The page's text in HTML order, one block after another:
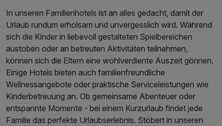
In unseren Familienhotels ist an alles gedacht, damit der
Urlaub rundum erholsam und unvergesslich wird. Während
sich die Kinder in liebevoll gestalteten Spielbereichen
austoben oder an betreuten Aktivitäten teilnehmen,
können sich die Eltern eine wohlverdiente Auszeit gönnen.
Einige Hotels bieten auch familienfreundliche
Wellnessangebote oder praktische Serviceleistungen wie
Kinderbetreuung an. Ob gemeinsame Abenteuer oder
entspannte Momente - bei einem Kurzurlaub findet jede
Familie das perfekte Urlaubserlebnis. Stöbert in unseren